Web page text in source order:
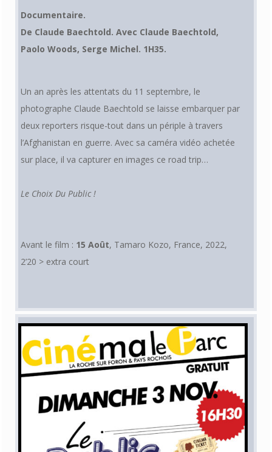
Documentaire.
De Claude Baechtold.Avec Claude Baechtold,
Paolo Woods, Serge Michel. 1H35.
Un an après les attentats du 11 septembre, le
photographe Claude Baechtold se laisse embarquer par
deux reporters risque-tout dans un périple à travers
l’Afghanistan en guerre. Avec sa caméra vidéo achetée
sur place, il va capturer en images ce road trip…
Le Choix Du Public !
Avant le film : 15 Août, Tamaro Kozo, France, 2022,
2’20 > extra court